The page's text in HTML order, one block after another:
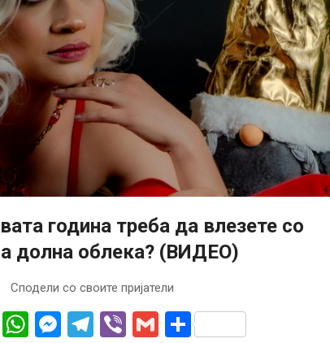
година треба да влезете со
долна облека? (ВИДЕО)
Сподели со своите пријатели
Twitter
WhatsApp
Messenger
Telegram
ViberGmailShare